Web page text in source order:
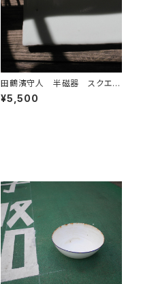
田鶴濱守人 半磁器 スクエア
プレート
¥5,500